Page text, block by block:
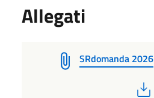
Allegati
SRdomanda 2026